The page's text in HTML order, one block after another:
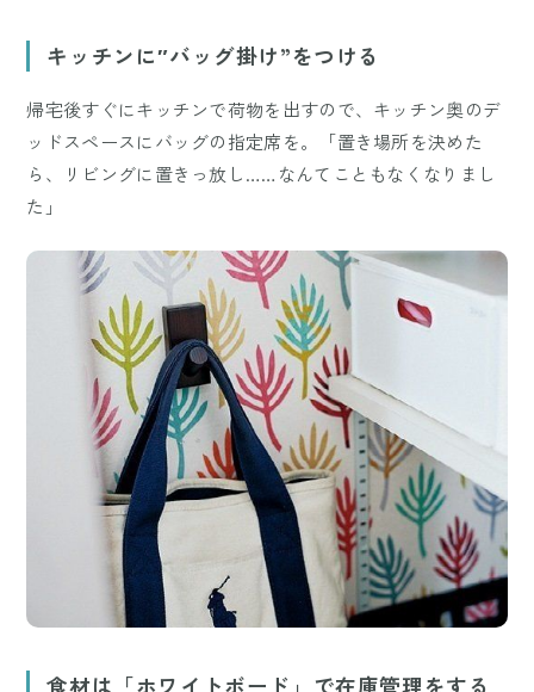
キッチンに″バッグ掛け”をつける
帰宅後すぐにキッチンで荷物を出すので、キッチン奥のデ
ッドスペースにバッグの指定席を。「置き場所を決めた
ら、リビングに置きっ放し……なんてこともなくなりまし
た」
食材は「ホワイトボード」で在庫管理をする